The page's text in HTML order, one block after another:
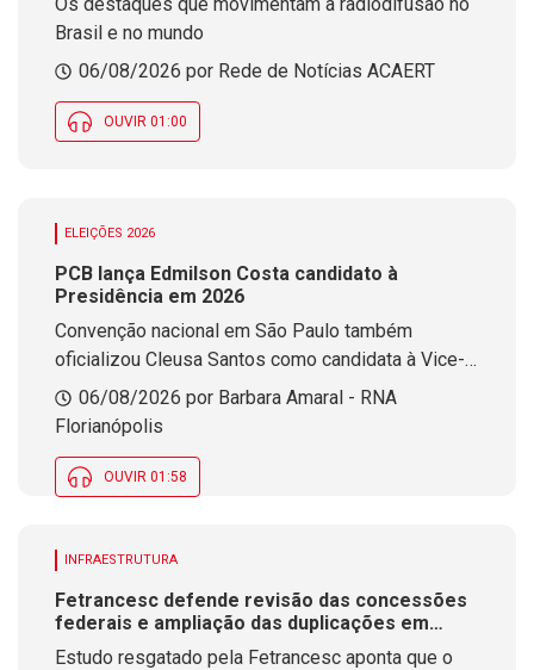
Brasil e no mundo
06/08/2026 por Rede de Notícias ACAERT
OUVIR 01:00
ELEIÇÕES 2026
PCB lança Edmilson Costa candidato à
Presidência em 2026
Convenção nacional em São Paulo também
oficializou Cleusa Santos como candidata à Vice-
Presidência pelo partido
06/08/2026 por Barbara Amaral - RNA
Florianópolis
OUVIR 01:58
INFRAESTRUTURA
Fetrancesc defende revisão das concessões
federais e ampliação das duplicações em
rodovias de SC
Estudo resgatado pela Fetrancesc aponta que o